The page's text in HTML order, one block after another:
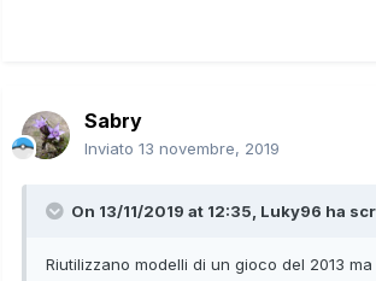
Sabry
Inviato 13 novembre, 2019
On 13/11/2019 at 12:35, Luky96 ha
Riutilizzano modelli di un gioco del 2013